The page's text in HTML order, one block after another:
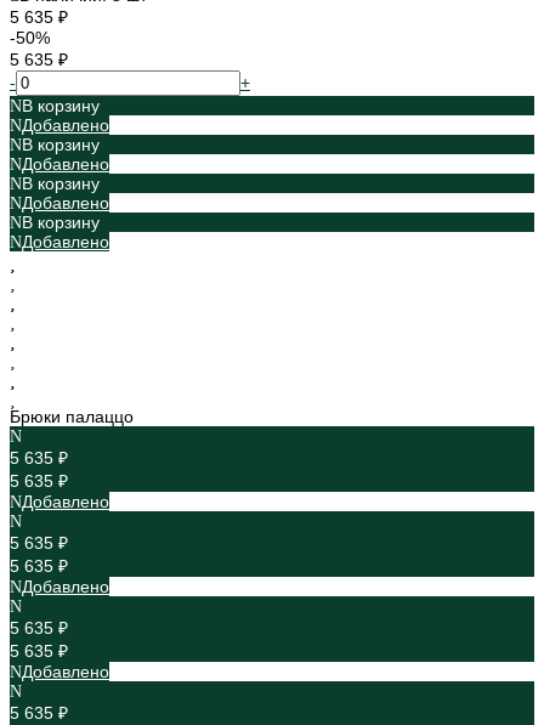
5 635 ₽
-50%
5 635 ₽
-
+
В корзину
Добавлено
В корзину
Добавлено
В корзину
Добавлено
В корзину
Добавлено
Брюки палаццо
5 635 ₽
5 635 ₽
Добавлено
5 635 ₽
5 635 ₽
Добавлено
5 635 ₽
5 635 ₽
Добавлено
5 635 ₽